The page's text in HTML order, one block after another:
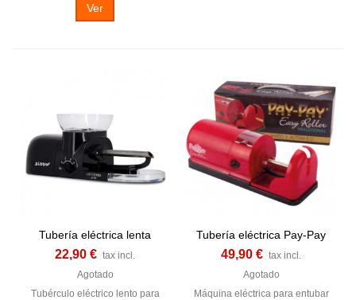
Ver
Tubería eléctrica lenta
22,90 € tax incl.
Agotado
Tubérculo eléctrico lento para
Tubería eléctrica Pay-Pay
49,90 € tax incl.
Agotado
Máquina eléctrica para entubar